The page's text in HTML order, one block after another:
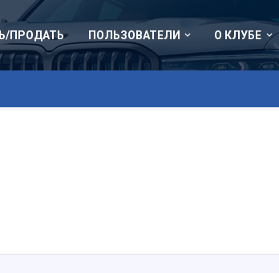
ПРОДАТЬ ПОЛЬЗОВАТЕЛИ О КЛУБЕ